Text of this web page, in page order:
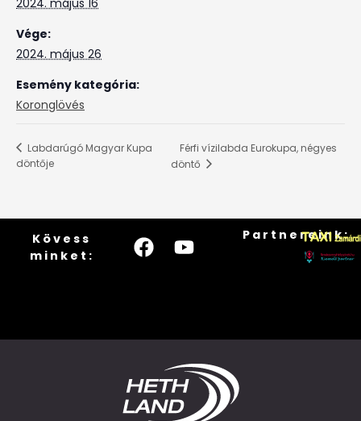
2024. május 16
Vége:
2024. május 26
Esemény kategória:
Koronglövés
Labdarúgó Magyar Kupa
döntője
Férfi vízilabda Eurokupa, négyes
döntő
Kövess
minket:
Partnereink: